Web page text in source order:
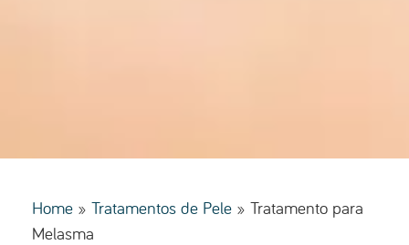
Home » Tratamentos de Pele » Tratamento para
Melasma